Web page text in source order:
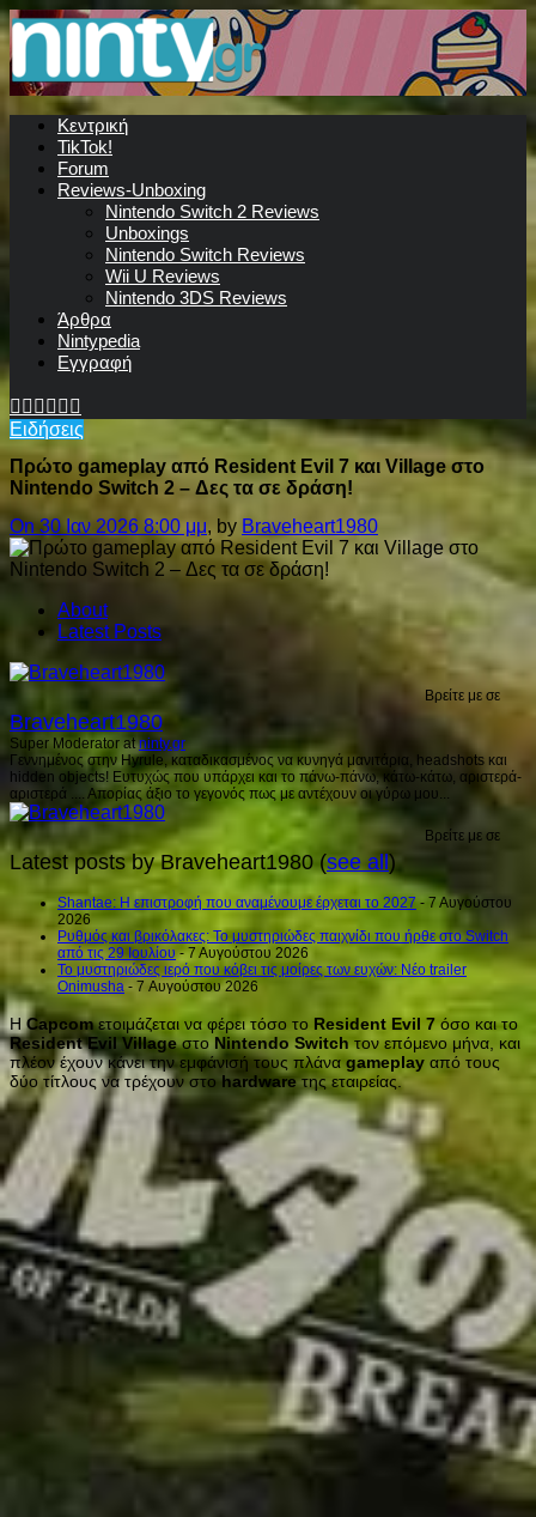
Κεντρική
TikTok!
Forum
Reviews-Unboxing
Nintendo Switch 2 Reviews
Unboxings
Nintendo Switch Reviews
Wii U Reviews
Nintendo 3DS Reviews
Άρθρα
Nintypedia
Εγγραφή
Ειδήσεις
Πρώτο gameplay από Resident Evil 7 και Village στο
Nintendo Switch 2 – Δες τα σε δράση!
On 30 Ιαν 2026 8:00 μμ, by Braveheart1980
About
Latest Posts
Βρείτε με σε
Braveheart1980
Super Moderator atninty.gr
Γεννημένος στην Hyrule, καταδικασμένος να κυνηγά μανιτάρια, headshots και
hidden objects! Ευτυχώς που υπάρχει και το πάνω-πάνω, κάτω-κάτω, αριστερά-
αριστερά .... Απορίας άξιο το γεγονός πως με αντέχουν οι γύρω μου...
Βρείτε με σε
Latest posts by Braveheart1980 (see all)
Shantae: Η επιστροφή που αναμένουμε έρχεται το 2027- 7 Αυγούστου
2026
Ρυθμός και βρικόλακες: Το μυστηριώδες παιχνίδι που ήρθε στο Switch
από τις 29 Ιουλίου - 7 Αυγούστου 2026
Το μυστηριώδες ιερό που κόβει τις μοίρες των ευχών: Νέο trailer
Onimusha - 7 Αυγούστου 2026
Η Capcomετοιμάζεται να φέρει τόσο το Resident Evil 7όσο και το
Resident Evil VillageστοNintendo Switchτον επόμενο μήνα, και
πλέον έχουν κάνει την εμφάνισή τους πλάνα gameplay από τους
δύο τίτλους να τρέχουν στο hardwareτης εταιρείας.